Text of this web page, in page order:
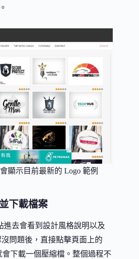
顯示目前最新的 Logo 範例
下載檔案
進去會看到設計風格說明以及
問題後，直接點擊頁面上的
會下載一個壓縮檔。整個過程不